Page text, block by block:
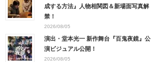
成する方法』人物相関図＆新場面写真解
禁！
2026/08/05
演出・堂本光一 新作舞台『百鬼夜鏡』公
演ビジュアル公開！
2026/08/05